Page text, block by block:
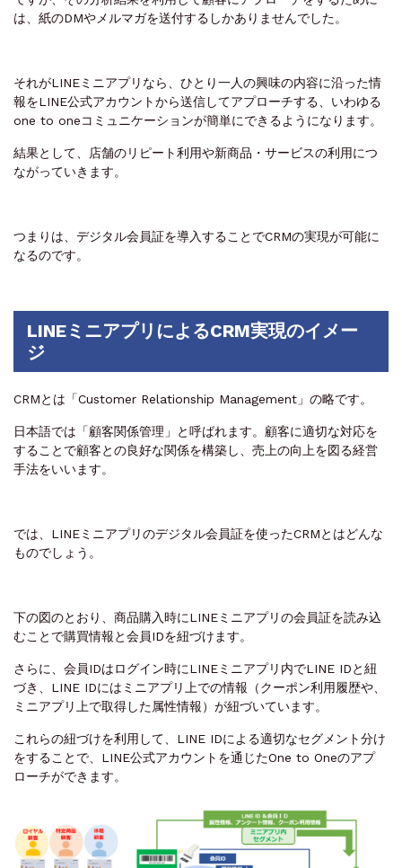
は、紙のDMやメルマガを送付するしかありませんでした。
それがLINEミニアプリなら、ひとり一人の興味の内容に沿った情
報をLINE公式アカウントから送信してアプローチする、いわゆる
one to oneコミュニケーションが簡単にできるようになります。
結果として、店舗のリピート利用や新商品・サービスの利用につ
ながっていきます。
つまりは、デジタル会員証を導入することでCRMの実現が可能に
なるのです。
LINEミニアプリによるCRM実現のイメー
ジ
CRMとは「Customer Relationship Management」の略です。
日本語では「顧客関係管理」と呼ばれます。顧客に適切な対応を
することで顧客との良好な関係を構築し、売上の向上を図る経営
手法をいいます。
では、LINEミニアプリのデジタル会員証を使ったCRMとはどんな
ものでしょう。
下の図のとおり、商品購入時にLINEミニアプリの会員証を読み込
むことで購買情報と会員IDを紐づけます。
さらに、会員IDはログイン時にLINEミニアプリ内でLINE IDと紐
づき、LINE IDにはミニアプリ上での情報（クーポン利用履歴や、
ミニアプリ上で取得した属性情報）が紐づいています。
これらの紐づけを利用して、LINE IDによる適切なセグメント分け
をすることで、LINE公式アカウントを通じたOne to Oneのアプ
ローチができます。